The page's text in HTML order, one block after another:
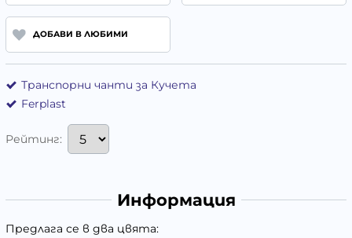
ДОБАВИ В ЛЮБИМИ
Транспорни чанти за Кучета
Ferplast
Рейтинг:
Информация
Предлага се в два цвята: